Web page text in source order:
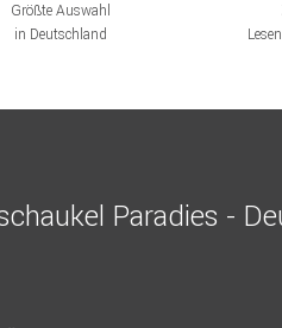
Größte Auswahl
in Deutschland
Paradies -